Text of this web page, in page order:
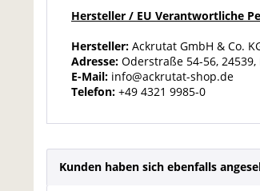
Hersteller / EU Verantwortliche
Hersteller: Ackrutat GmbH & Co.
Adresse: Oderstraße 54-56,
E-Mail: info@ackrutat-shop.de
Telefon: +49 4321 9985-0
Kunden haben sich ebenfalls